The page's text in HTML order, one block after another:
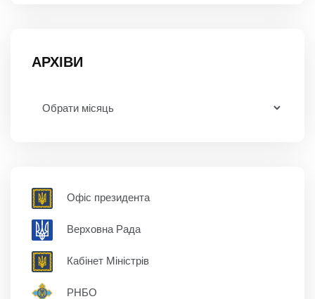
АРХІВИ
Офіс президента
Верховна Рада
Кабінет Міністрів
РНБО